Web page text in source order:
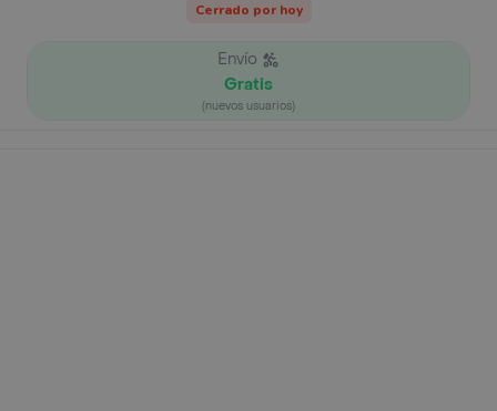
Cerrado por hoy
Envío
Gratis
(nuevos usuarios)